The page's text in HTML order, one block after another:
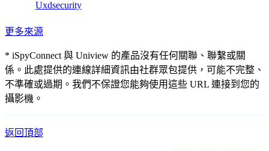
Uxdsecurity
更多來源
* iSpyConnect 與 Uniview 的產品沒有任何關聯、聯繫或關
係。此處提供的連線詳細資訊由社群眾包提供，可能不完整、
不準確或過期。我們不保證您能夠使用這些 URL 連接到您的
攝影機。
返回頂部